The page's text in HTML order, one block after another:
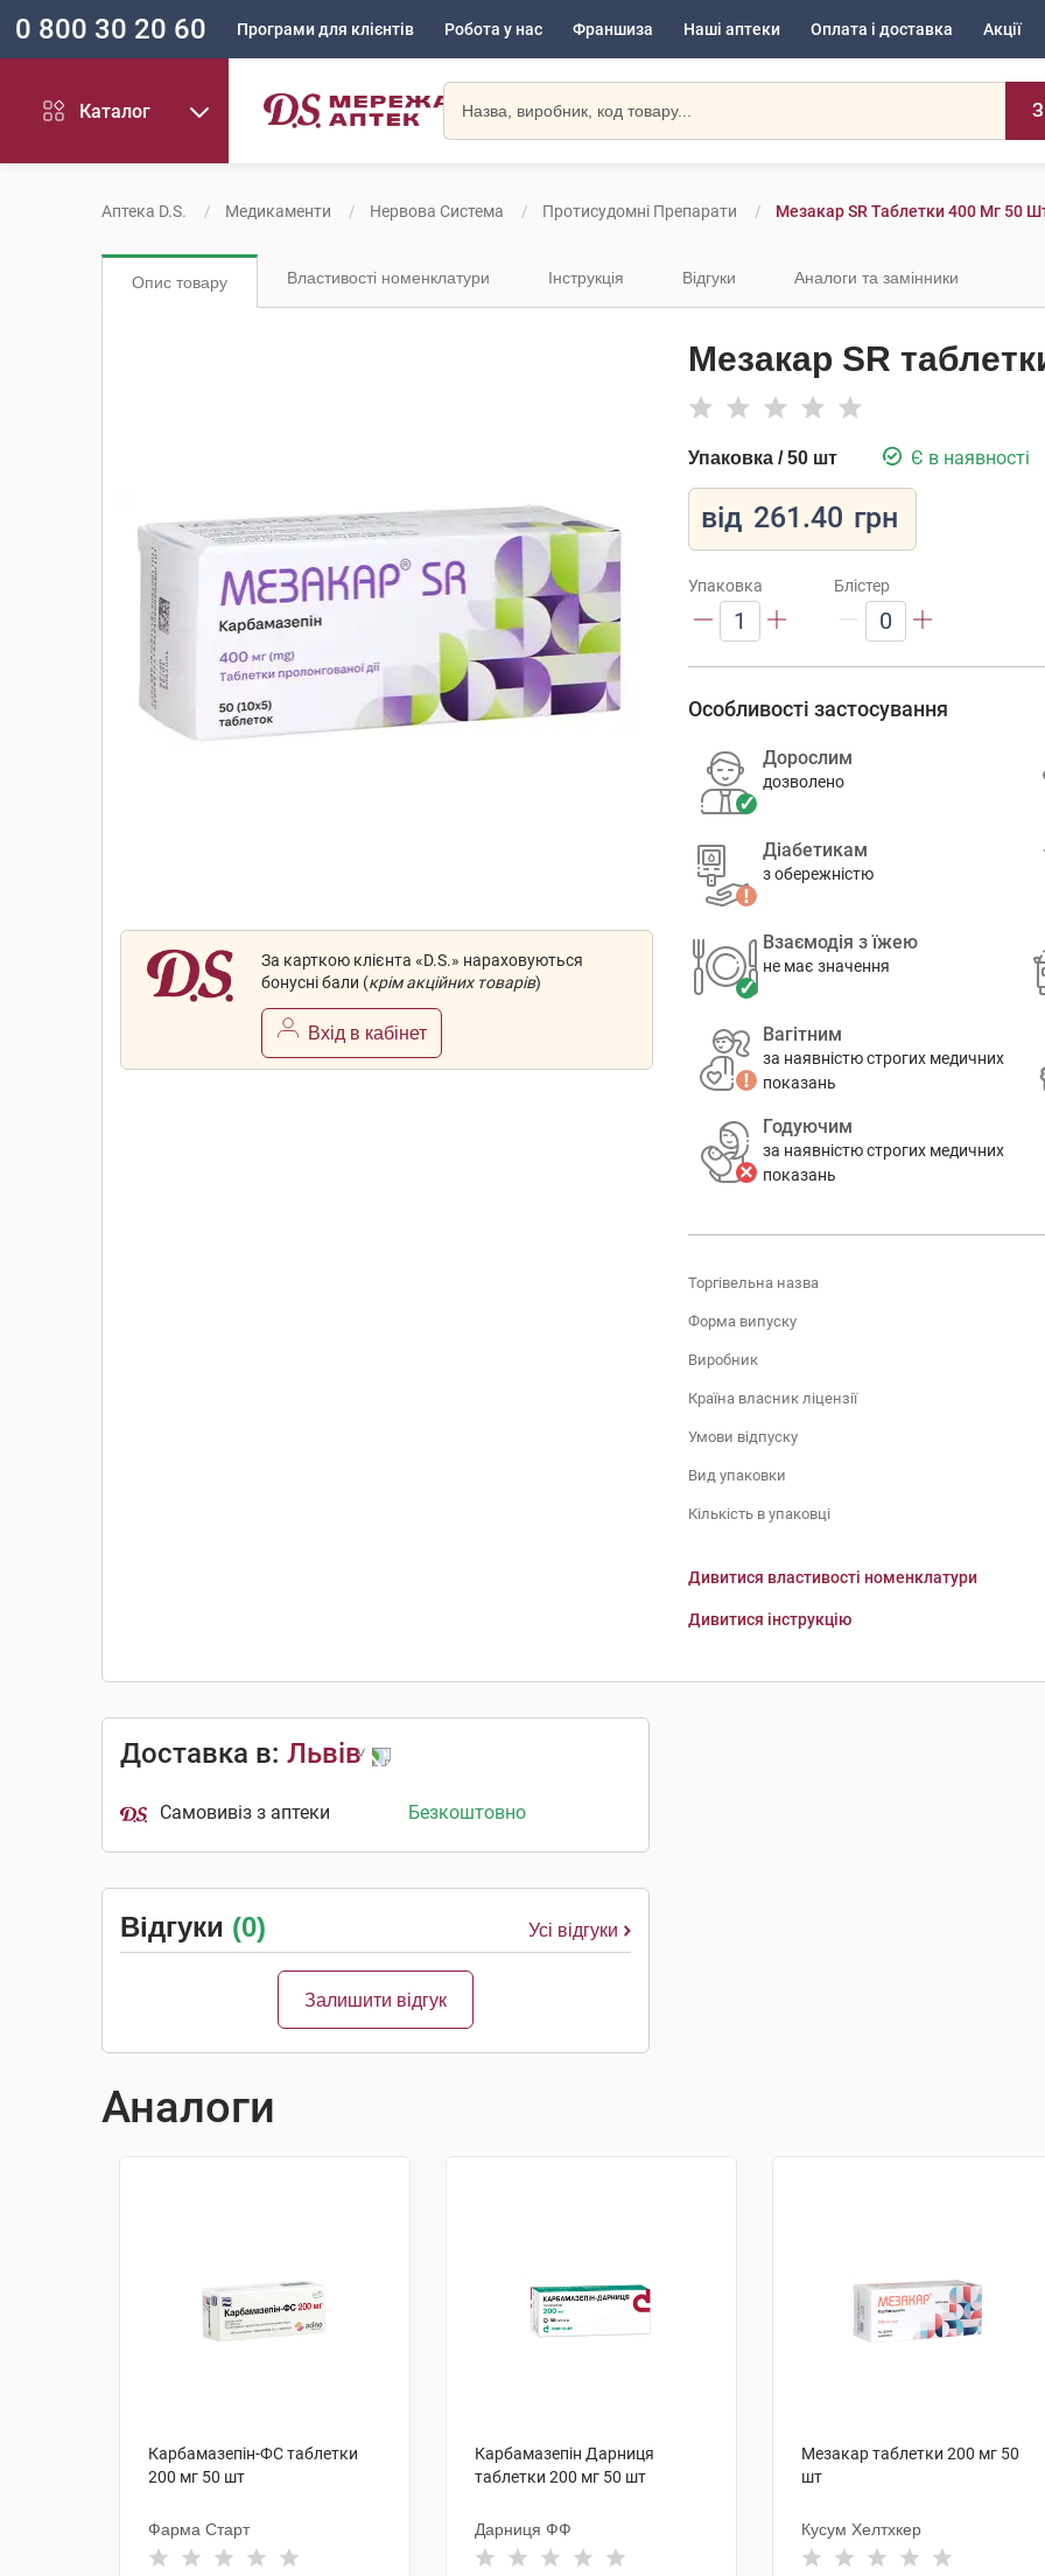
0 800 30 20 60 Програми для клієнтів Робота у нас Франшиза Наші аптеки Оплата і доставка Акції
Каталог
Аптека D.S. Медикаменти Нервова Система Протисудомні Препарати Мезакар SR Таблетки 400 Мг 50
Опис товару Властивості номенклатури Інструкція Відгуки Аналоги та замінники
За карткою клієнта «D.S.» нараховуються
бонусні бали (крім акційних товарів)
Вхід в кабінет
Мезакар SR
Упаковка / 50 шт Є в наявності
від 261.40 грн
Упаковка
1
Блістер
0
Особливості застосування
Дорослим
дозволено
Діабетикам
з обережністю
Взаємодія з їжею
не має значення
Вагітним
за наявністю строгих медичних
показань
Годуючим
за наявністю строгих медичних
показань
Торгівельна назва
Форма випуску
Виробник
Країна власник ліцензії
Умови відпуску
Вид упаковки
Кількість в упаковці
Дивитися властивості номенклатури
Дивитися інструкцію
Доставка в: Львів
Самовивіз з аптеки Безкоштовно
Відгуки (0) Усі відгуки
Залишити відгук
Аналоги
Карбамазепін-ФС таблетки
200 мг 50 шт
Фарма Старт
Карбамазепін Дарниця
таблетки 200 мг 50 шт
Дарниця ФФ
Мезакар таблетки 200 мг 50
шт
Кусум Хелтхкер